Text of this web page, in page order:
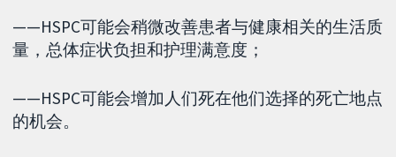
——HSPC可能会稍微改善患者与健康相关的生活质
量，总体症状负担和护理满意度；
——HSPC可能会增加人们死在他们选择的死亡地点
的机会。